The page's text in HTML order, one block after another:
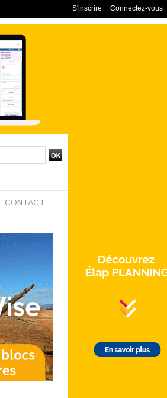
Connectez-vous
S'inscrire
CONTACT